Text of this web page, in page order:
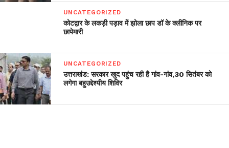
UNCATEGORIZED
कोटद्वार के लकड़ी पड़ाव में झोला छाप डॉ के क्लीनिक पर
छापेमारी
UNCATEGORIZED
उत्तराखंड: सरकार खुद पहुंच रही है गांव-गांव,30 सितंबर को
लगेगा बहुउद्देश्यीय शिविर